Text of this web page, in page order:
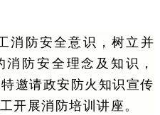
消防安全意识，树立并
防安全理念及知识，
邀请政安防火知识宣传
开展消防培训讲座。